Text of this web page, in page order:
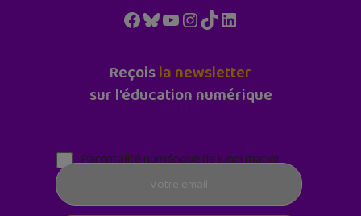
Facebook
Bluesky
YouTube
Instagram
TikTokLinkedIn
Reçoisla newsletter
sur l'éducation numérique
Parentalité numérique (le lundi matin)